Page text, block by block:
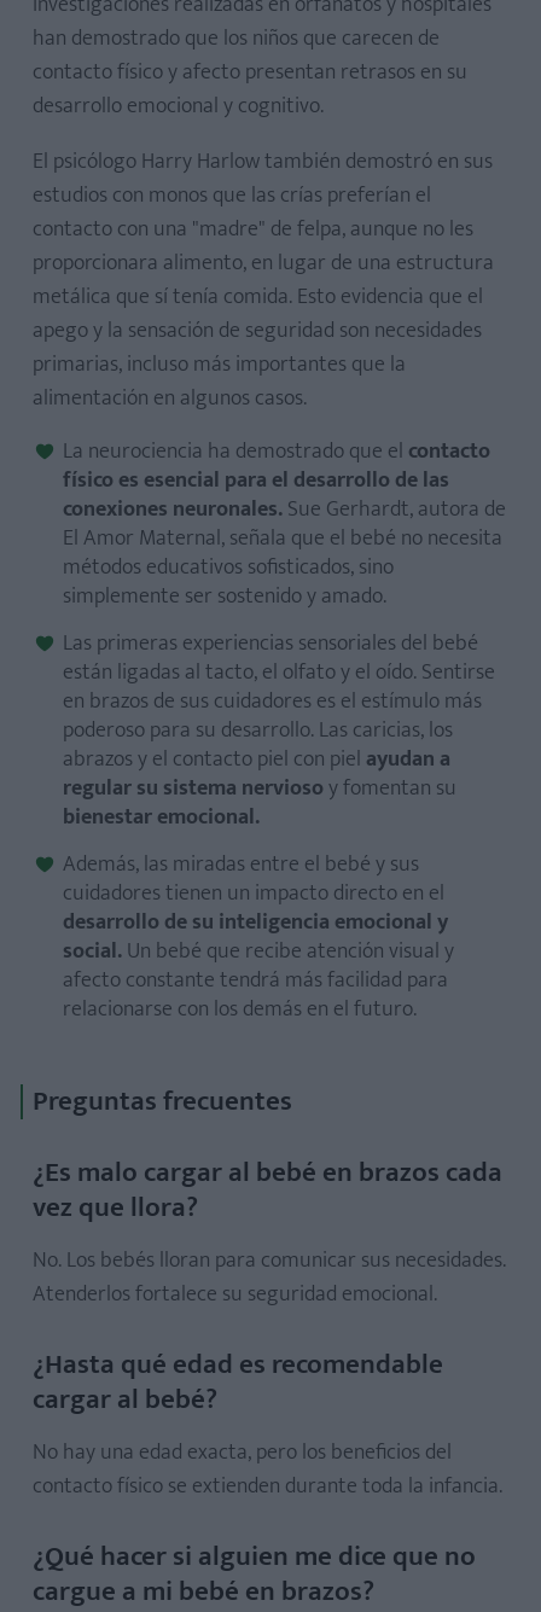
han demostrado que los niños que carecen de
contacto físico y afecto presentan retrasos en su
desarrollo emocional y cognitivo.
El psicólogo Harry Harlow también demostró en sus
estudios con monos que las crías preferían el
contacto con una "madre" de felpa, aunque no les
proporcionara alimento, en lugar de una estructura
metálica que sí tenía comida. Esto evidencia que el
apego y la sensación de seguridad son necesidades
primarias, incluso más importantes que la
alimentación en algunos casos.
La neurociencia ha demostrado que el contacto
físico es esencial para el desarrollo de las
conexiones neuronales.Sue Gerhardt, autora de
El Amor Maternal, señala que el bebé no necesita
métodos educativos sofisticados, sino
simplemente ser sostenido y amado.
Las primeras experiencias sensoriales del bebé
están ligadas al tacto, el olfato y el oído. Sentirse
en brazos de sus cuidadores es el estímulo más
poderoso para su desarrollo. Las caricias, los
abrazos y el contacto piel con piel ayudan a
regular su sistema nerviosoy fomentan su
bienestar emocional.
Además, las miradas entre el bebé y sus
cuidadores tienen un impacto directo en el
desarrollo de su inteligencia emocional y
social.Un bebé que recibe atención visual y
afecto constante tendrá más facilidad para
relacionarse con los demás en el futuro.
Preguntas frecuentes
¿Es malo cargar al bebé en brazos cada
vez que llora?
No. Los bebés lloran para comunicar sus necesidades.
Atenderlos fortalece su seguridad emocional.
¿Hasta qué edad es recomendable
cargar al bebé?
No hay una edad exacta, pero los beneficios del
contacto físico se extienden durante toda la infancia.
¿Qué hacer si alguien me dice que no
cargue a mi bebé en brazos?